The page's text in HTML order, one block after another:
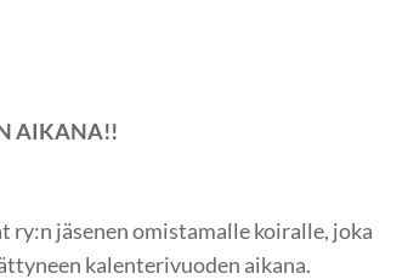
AIKANA!!
jäsenen omistamalle koiralle, joka
kalenterivuoden aikana.